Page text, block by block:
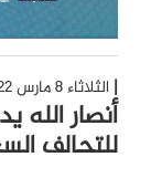
الثلاثاء 8 مارس 2022 - 15:35
أنصار
للتحالف